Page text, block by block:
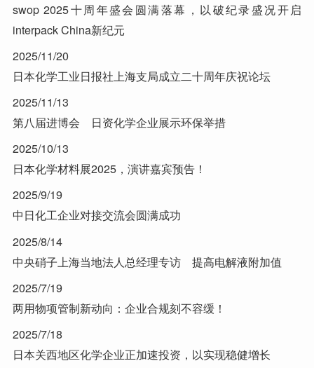
swop 2025十周年盛会圆满落幕，以破纪录盛况开启
interpack China新纪元
2025/11/20
日本化学工业日报社上海支局成立二十周年庆祝论坛
2025/11/13
第八届进博会 日资化学企业展示环保举措
2025/10/13
日本化学材料展2025，演讲嘉宾预告！
2025/9/19
中日化工企业对接交流会圆满成功
2025/8/14
中央硝子上海当地法人总经理专访 提高电解液附加值
2025/7/19
两用物项管制新动向：企业合规刻不容缓！
2025/7/18
日本关西地区化学企业正加速投资，以实现稳健增长